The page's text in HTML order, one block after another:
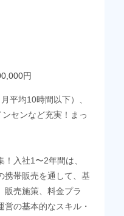
円
平均10時間以下）、
センなど充実！まっ
入社1〜2年間は、
携帯販売を通して、基
販売施策、料金プラ
営の基本的なスキル・